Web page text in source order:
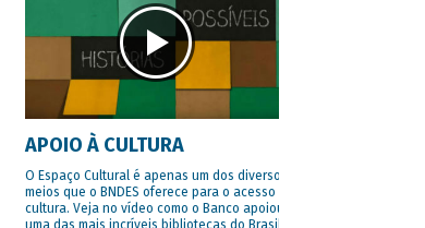
APOIO À CULTURA
O Espaço Cultural é apenas um dos diversos
meios que o BNDES oferece para o acesso à
cultura. Veja no vídeo como o Banco apoiou